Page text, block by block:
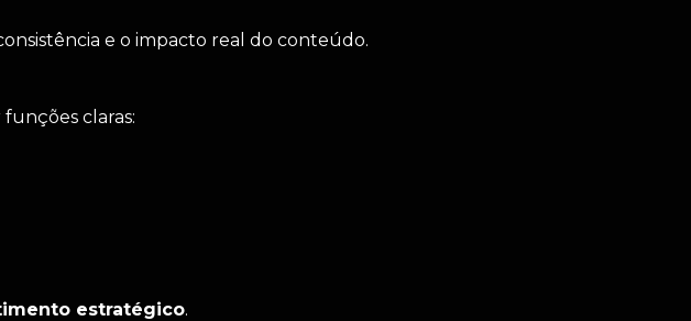
e o impacto real do conteúdo.
claras:
estratégico.